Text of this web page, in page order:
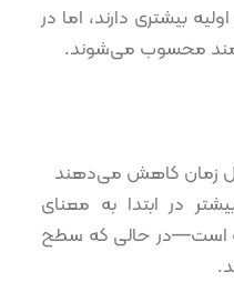
بیشتری دارند، اما در
محسوب می‌شوند.
زمان کاهش می‌دهند
در ابتدا به معنای
است—در حالی که سطح